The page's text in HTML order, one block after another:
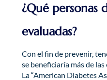
¿Qué personas
evaluadas?
Con el fin de prevenir,
se beneficiaría más de
La “American Diabetes